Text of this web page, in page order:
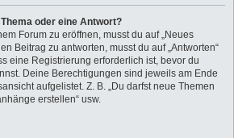
oder eine Antwort?
Forum zu eröffnen, musst du auf „Neues
Beitrag zu antworten, musst du auf „Antworten“
eine Registrierung erforderlich ist, bevor du
Deine Berechtigungen sind jeweils am Ende
aufgelistet. Z. B. „Du darfst neue Themen
erstellen“ usw.